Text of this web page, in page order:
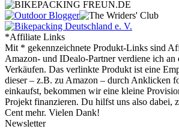
*Affiliate Links
Mit * gekennzeichnete Produkt-Links sind
Amazon- und IDealo-Partner verdiene ich an
Verkäufen. Das verlinkte Produkt ist eine
dieser – z.B. zu Amazon – durch Anklicken
einkaufst, bekommen wir eine kleine
Projekt finanzieren. Du hilfst uns also dabei,
Cent mehr. Vielen Dank!
Newsletter